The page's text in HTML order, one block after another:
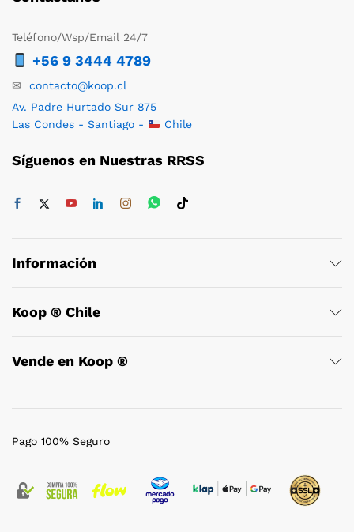
Teléfono/Wsp/Email 24/7
+56 9 3444 4789
✉ contacto@koop.cl
Av. Padre Hurtado Sur 875
Las Condes - Santiago -
Chile
Síguenos en Nuestras RRSS
Información
Koop ® Chile
Vende en Koop ®
Pago 100% Seguro